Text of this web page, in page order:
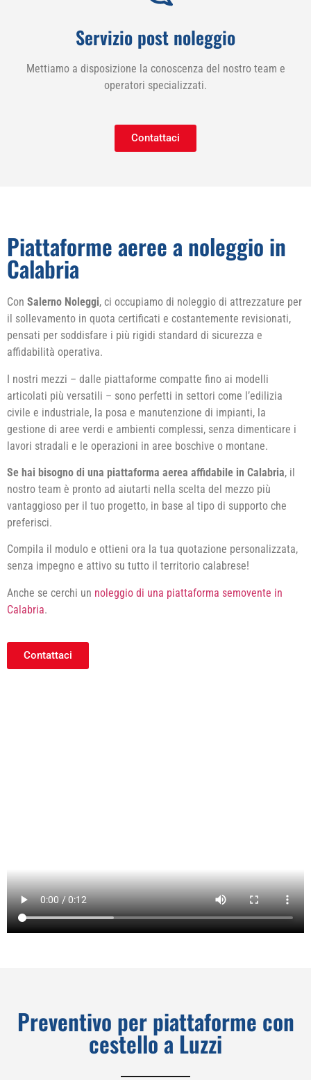
Servizio post noleggio
Mettiamo a disposizione la conoscenza del nostro team e
operatori specializzati.
Contattaci
Piattaforme aeree a noleggio in
Calabria
Con Salerno Noleggi, ci occupiamo di noleggio di attrezzature per
il sollevamento in quota certificati e costantemente revisionati,
pensati per soddisfare i più rigidi standard di sicurezza e
affidabilità operativa.
I nostri mezzi – dalle piattaforme compatte fino ai modelli
articolati più versatili – sono perfetti in settori come l’edilizia
civile e industriale, la posa e manutenzione di impianti, la
gestione di aree verdi e ambienti complessi, senza dimenticare i
lavori stradali e le operazioni in aree boschive o montane.
Se hai bisogno di una piattaforma aerea affidabile in Calabria, il
nostro team è pronto ad aiutarti nella scelta del mezzo più
vantaggioso per il tuo progetto, in base al tipo di supporto che
preferisci.
Compila il modulo e ottieni ora la tua quotazione personalizzata,
senza impegno e attivo su tutto il territorio calabrese!
Anche se cerchi un noleggio di una piattaforma semovente in
Calabria.
Contattaci
Preventivo per piattaforme con
cestello a Luzzi